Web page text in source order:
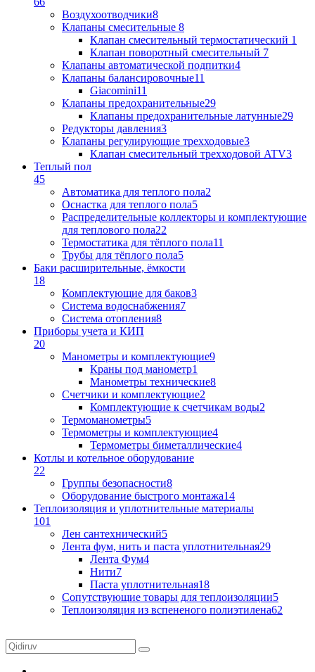
Воздухоотводчики8
Клапаны cмесительные 8
Клапан cмесительный термостатический 1
Клапан поворотный cмесительный 7
Клапаны автоматической подпитки4
Клапаны балансировочные11
Giacomini11
Клапаны предохранительные29
Клапаны предохранительные латунные29
Редукторы давления3
Клапаны регулирующие трехходовые3
Клапан смесительный трехходовой ATV3
Теплый пол
45
Автоматика для теплого пола2
Оснастка для теплого пола5
Распределительные коллекторы и комплектующие
для теплового пола22
Термостатика для тёплого пола11
Трубы для тёплого пола5
Баки расширительные, ёмкости
18
Комплектующие для баков3
Система водоснабжения7
Система отопления8
Приборы учета и КИП
20
Манометры и комплектующие9
Краны под манометр1
Манометры технические8
Счетчики и комплектующие2
Комплектующие к счетчикам воды2
Термоманометры5
Термометры и комплектующие4
Термометры биметаллические4
Котлы и котельное оборудование
22
Группы безопасности8
Оборудование быстрого монтажа14
Теплоизоляция и уплотнительные материалы
101
Лен сантехнический5
Лента фум, нить и паста уплотнительная29
Лента Фум4
Нити7
Паста уплотнительная18
Сопутствующие товары для теплоизоляции5
Теплоизоляция из вспененого полиэтилена62